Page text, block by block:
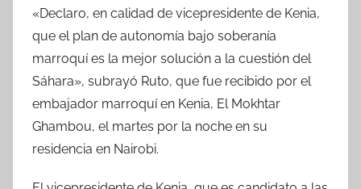
«Declaro, en calidad de vicepresidente de Kenia,
que el plan de autonomía bajo soberanía
marroquí es la mejor solución a la cuestión del
Sáhara», subrayó Ruto, que fue recibido por el
embajador marroquí en Kenia, El Mokhtar
Ghambou, el martes por la noche en su
residencia en Nairobi.